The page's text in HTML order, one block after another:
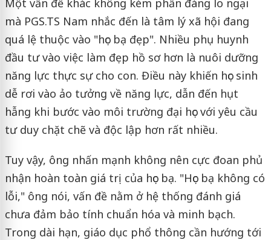
mà PGS.TS Nam nhắc đến là tâm lý xã hội đang
quá lệ thuộc vào "học bạ đẹp". Nhiều phụ huynh
đầu tư vào việc làm đẹp hồ sơ hơn là nuôi dưỡng
năng lực thực sự cho con. Điều này khiến học sinh
dễ rơi vào ảo tưởng về năng lực, dẫn đến hụt
hẫng khi bước vào môi trường đại học với yêu cầu
tư duy chặt chẽ và độc lập hơn rất nhiều.
Tuy vậy, ông nhấn mạnh không nên cực đoan phủ
nhận hoàn toàn giá trị của học bạ. "Học bạ không có
lỗi," ông nói, vấn đề nằm ở hệ thống đánh giá
chưa đảm bảo tính chuẩn hóa và minh bạch.
Trong dài hạn, giáo dục phổ thông cần hướng tới